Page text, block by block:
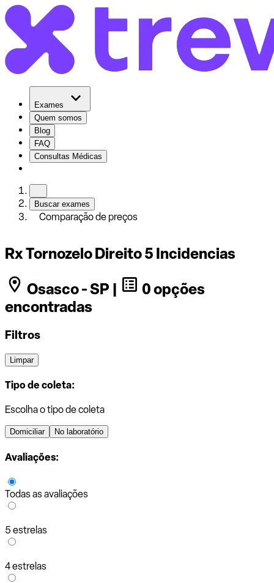
Exames
Quem somos
Blog
FAQ
Consultas Médicas
Buscar exames
Comparação de preços
Rx Tornozelo Direito 5 Incidencias
Osasco - SP |
0 opções
encontradas
Filtros
Limpar
Tipo de coleta:
Escolha o tipo de coleta
Domiciliar No laboratório
Avaliações:
Todas as avaliações
5 estrelas
4 estrelas